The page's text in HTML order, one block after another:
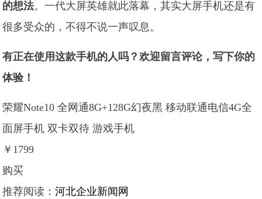
的想法。一代大屏英雄就此落幕，其实大屏手机还是有
很多受众的，不得不说一声叹息。
有正在使用这款手机的人吗？欢迎留言评论，写下你的
体验！
荣耀Note10 全网通8G+128G幻夜黑 移动联通电信4G全
面屏手机 双卡双待 游戏手机
￥1799
购买
推荐阅读：河北企业新闻网